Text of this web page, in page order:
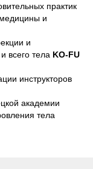
практик
и
и
всего тела KO-FU
инструкторов
академии
тела